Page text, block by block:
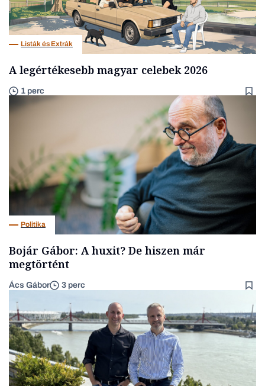
Listák és Extrák
A legértékesebb magyar celebek 2026
1 perc
Politika
Bojár Gábor: A huxit? De hiszen már
megtörtént
Ács Gábor 3 perc